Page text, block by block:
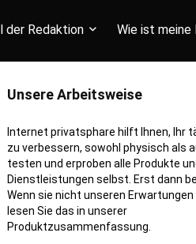
der Redaktion Wie ist meine
Unsere Arbeitsweise
Internet privatsphare hilft Ihnen, Ihr
zu verbessern, sowohl physisch als
testen und erproben alle Produkte
Dienstleistungen selbst. Erst dann
Wenn sie nicht unseren
lesen Sie das in unserer
Produktzusammenfassung.